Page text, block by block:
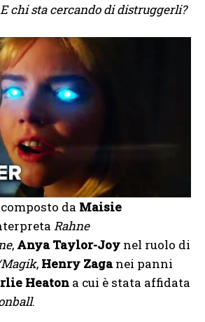
chi sta cercando di distruggerli?
da Maisie
Rahne
, Anya Taylor-Joy nel ruolo di
, Henry Zaganei panni
Heaton a cui è stata affidata
.